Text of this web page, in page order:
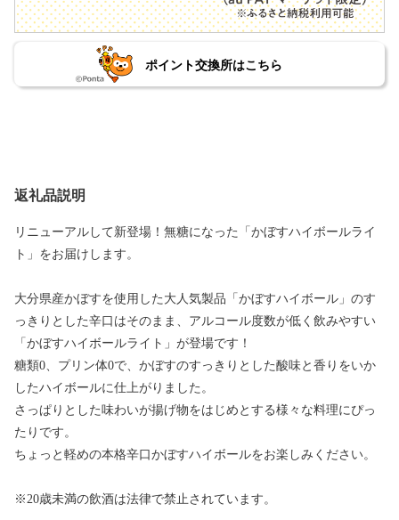
ポイント交換所はこちら
返礼品説明
リニューアルして新登場！無糖になった「かぼすハイボールライ
ト」をお届けします。
大分県産かぼすを使用した大人気製品「かぼすハイボール」のす
っきりとした辛口はそのまま、アルコール度数が低く飲みやすい
「かぼすハイボールライト」が登場です！
糖類0、プリン体0で、かぼすのすっきりとした酸味と香りをいか
したハイボールに仕上がりました。
さっぱりとした味わいが揚げ物をはじめとする様々な料理にぴっ
たりです。
ちょっと軽めの本格辛口かぼすハイボールをお楽しみください。
※20歳未満の飲酒は法律で禁止されています。